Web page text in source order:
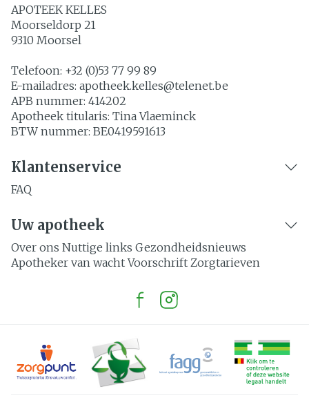
APOTEEK KELLES
Moorseldorp 21
9310 Moorsel
Telefoon: +32 (0)53 77 99 89
E-mailadres: apotheek.kelles@telenet.be
APB nummer: 414202
Apotheek titularis: Tina Vlaeminck
BTW nummer: BE0419591613
Klantenservice
FAQ
Uw apotheek
Over ons Nuttige links Gezondheidsnieuws
Apotheker van wacht Voorschrift Zorgtarieven